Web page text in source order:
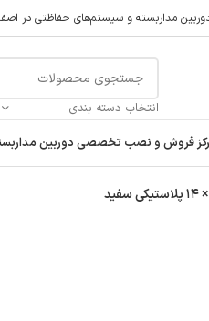
مداربسته و سیستم‌های حفاظتی در
انتخاب دسته بندی
فروش و نصب تخصصی دوربین
روز می باشد وبا خیال راحت